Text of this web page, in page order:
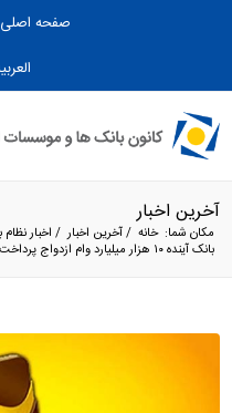
صفحه اصلی
آخرین اخبار
مکان شما: خانه /آخرین اخبار / اخبار نظام
بانک آینده ۱۰ هزار میلیارد وام ازدواج پرداخت کرد...